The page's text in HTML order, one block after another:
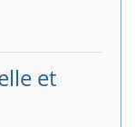
et